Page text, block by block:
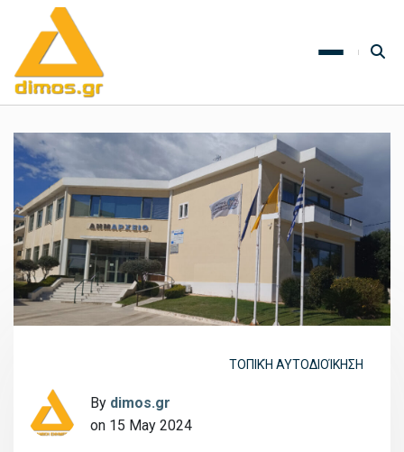
ΤΟΠΙΚΉ ΑΥΤΟΔΙΟΊΚΗΣΗ
By dimos.gr
on 15 May 2024